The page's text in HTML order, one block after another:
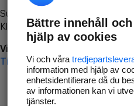
Surfa till
Klicka påTillbaka-knappen i
Vi beklagar besväret!
Till startsidan
Bättre innehåll
hjälp av cookies
Vi och våra
information med hjälp av
enhetsidentifierare då du
av informationen kan vi
tjänster.